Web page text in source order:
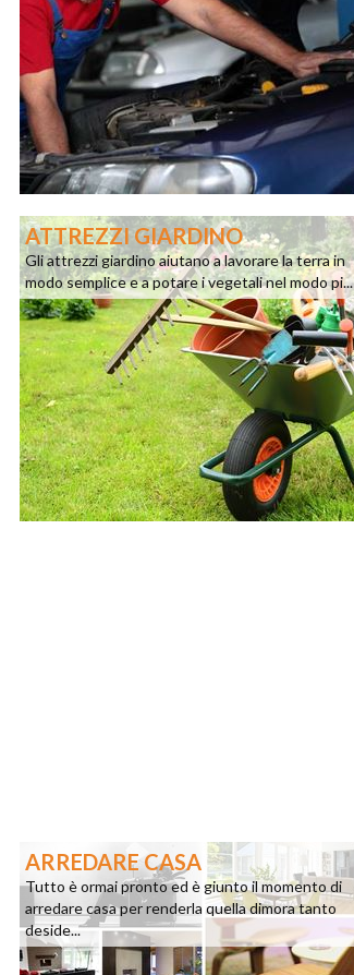
ATTREZZI GIARDINO
Gli attrezzi giardino aiutano a lavorare la terra in
modo semplice e a potare i vegetali nel modo pi...
ARREDARE CASA
Tutto è ormai pronto ed è giunto il momento di
arredare casa per renderla quella dimora tanto
deside...